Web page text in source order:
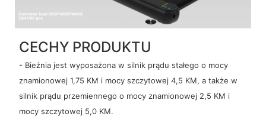
CECHY PRODUKTU
- Bieżnia jest wyposażona w silnik prądu stałego o mocy
znamionowej 1,75 KM i mocy szczytowej 4,5 KM, a także w
silnik prądu przemiennego o mocy znamionowej 2,5 KM i
mocy szczytowej 5,0 KM.